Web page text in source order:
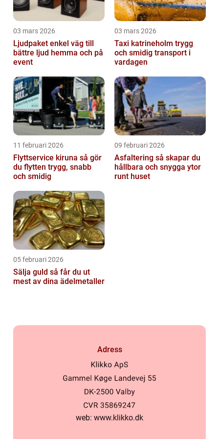
03 mars 2026
Ljudpaket enkel väg till
bättre ljud hemma och på
event
03 mars 2026
Taxi katrineholm trygg
och smidig transport i
vardagen
11 februari 2026
Flyttservice kiruna så gör
du flytten trygg, snabb
och smidig
09 februari 2026
Asfaltering så skapar du
hållbara och snygga ytor
runt huset
05 februari 2026
Sälja guld så får du ut
mest av dina ädelmetaller
Adress
web: www.klikko.dk